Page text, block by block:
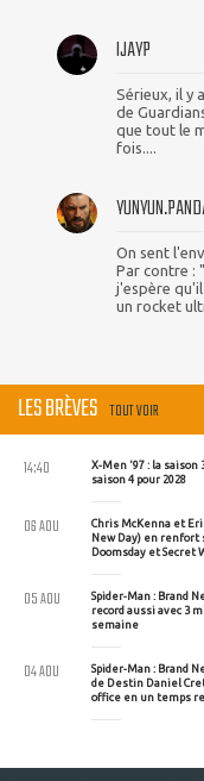
IJAYP
Sérieux, il y
de
que tout le
fois....
On sent
Par contre :
j'espère
un rocket
LES BRÈVES TOUT VOIR
X-Men '97 : la saison
saison 4 pour 2028
14:40
Chris McKenna et
New Day) en
Doomsday et Secret
06 AOU
Spider-Man : Brand
record aussi avec 3
semaine
05 AOU
Spider-Man : Brand
de Destin Daniel
office en un temps
04 AOU